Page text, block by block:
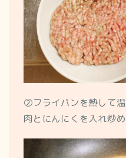
➁フライパンを熱して
肉とにんにくを入れ炒